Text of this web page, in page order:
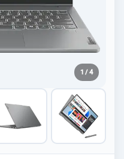
1 / 4